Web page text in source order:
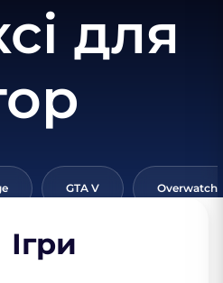
для
GTA V Overwatch
Ігри